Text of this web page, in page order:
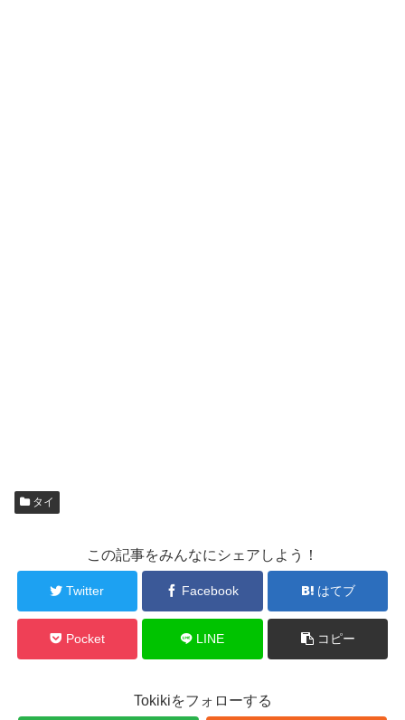
タイ
この記事をみんなにシェアしよう！
Twitter Facebook はてブ
Pocket LINE コピー
Tokikiをフォローする